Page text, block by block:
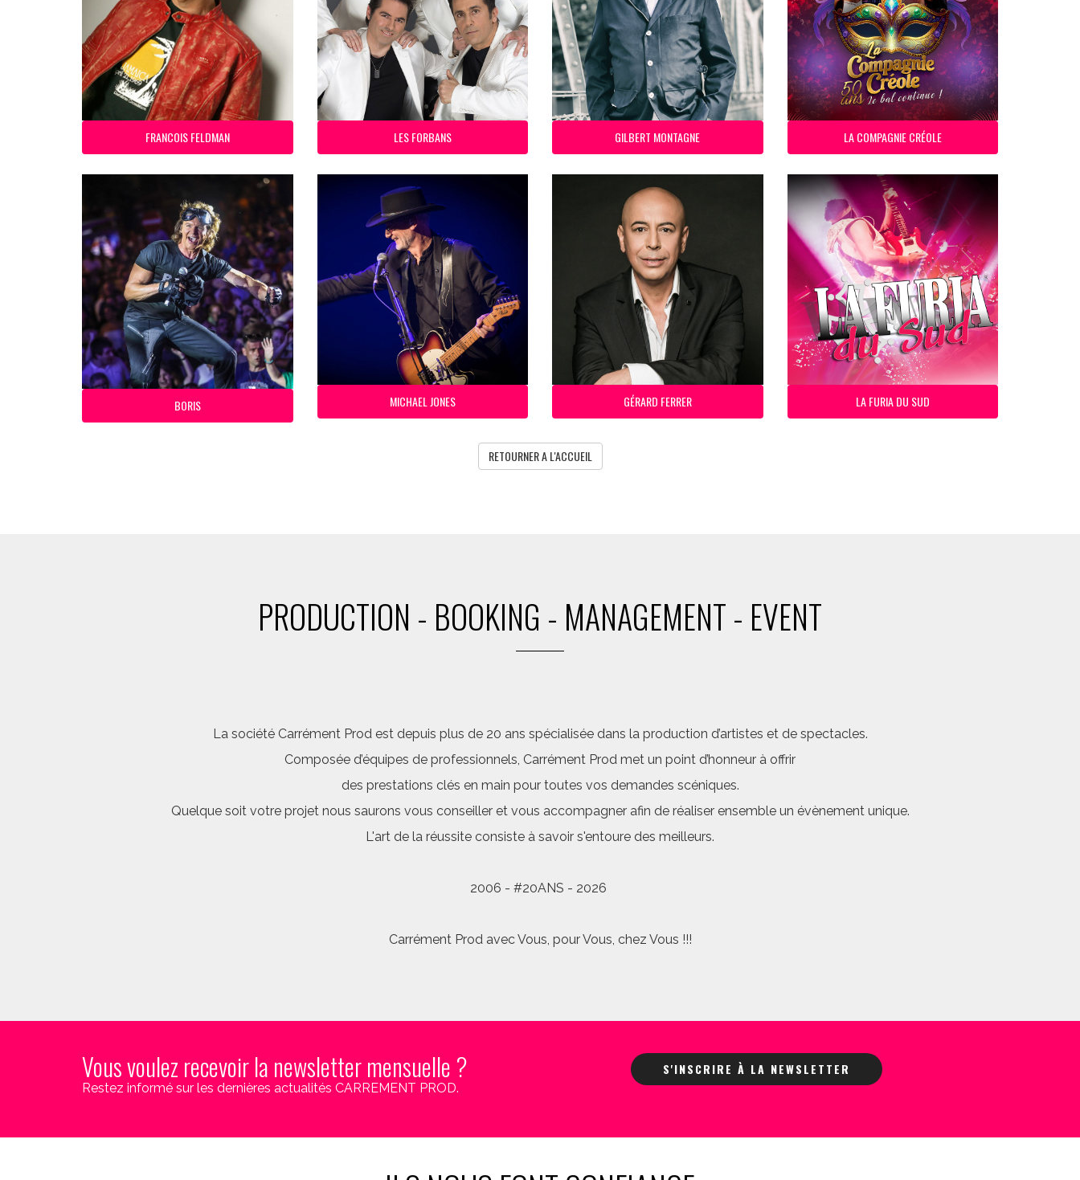
FRANCOIS FELDMAN LES FORBANS GILBERT MONTAGNE LA COMPAGNIE CRÉOLE
BORIS MICHAEL JONES GÉRARD FERRER LA FURIA DU SUD
RETOURNER A L'ACCUEIL
PRODUCTION - BOOKING - MANAGEMENT - EVENT
La société Carrément Prod est depuis plus de 20 ans spécialisée dans la production d’artistes et de spectacles.
Composée d’équipes de professionnels, Carrément Prod met un point d’honneur à offrir
des prestations clés en main pour toutes vos demandes scéniques.
Quelque soit votre projet nous saurons vous conseiller et vous accompagner afin de réaliser ensemble un évènement unique.
L'art de la réussite consiste à savoir s'entoure des meilleurs.
2006 - #20ANS - 2026
Carrément Prod avec Vous, pour Vous, chez Vous !!!
Vous voulez recevoir la newsletter mensuelle ?
Restez informé sur les dernières actualités CARREMENT PROD.
S'INSCRIRE À LA NEWSLETTER